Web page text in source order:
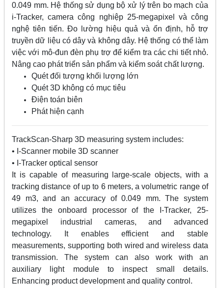
0.049 mm. Hệ thống sử dụng bộ xử lý trên bo mạch của
i-Tracker, camera công nghiệp 25-megapixel và công
nghệ tiên tiến. Đo lường hiệu quả và ổn định, hỗ trợ
truyền dữ liệu có dây và không dây. Hệ thống có thể làm
việc với mô-đun đèn phụ trợ để kiểm tra các chi tiết nhỏ.
Nâng cao phát triển sản phẩm và kiểm soát chất lượng.
Quét đối tượng khối lượng lớn
Quét 3D không có mục tiêu
Điện toán biên
Phát hiện cạnh
TrackScan-Sharp 3D measuring system includes:
• I-Scanner mobile 3D scanner
• I-Tracker optical sensor
It is capable of measuring large-scale objects, with a
tracking distance of up to 6 meters, a volumetric range of
49 m3, and an accuracy of 0.049 mm. The system
utilizes the onboard processor of the I-Tracker, 25-
megapixel industrial cameras, and advanced
technology. It enables efficient and stable
measurements, supporting both wired and wireless data
transmission. The system can also work with an
auxiliary light module to inspect small details.
Enhancing product development and quality control.